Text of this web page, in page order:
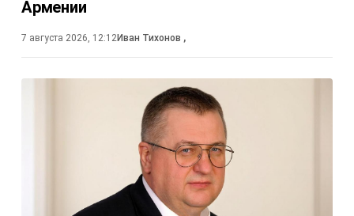
Армении
7 августа 2026, 12:12Иван Тихонов ,